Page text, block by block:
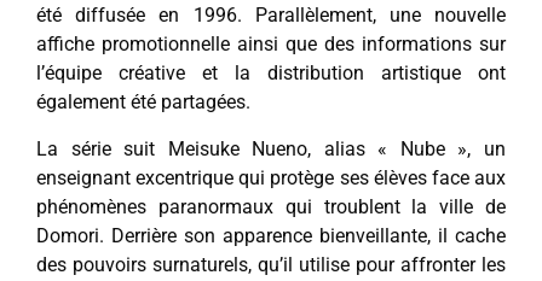
été diffusée en 1996. Parallèlement, une nouvelle
affiche promotionnelle ainsi que des informations sur
l’équipe créative et la distribution artistique ont
également été partagées.
La série suit Meisuke Nueno, alias « Nube », un
enseignant excentrique qui protège ses élèves face aux
phénomènes paranormaux qui troublent la ville de
Domori. Derrière son apparence bienveillante, il cache
des pouvoirs surnaturels, qu’il utilise pour affronter les